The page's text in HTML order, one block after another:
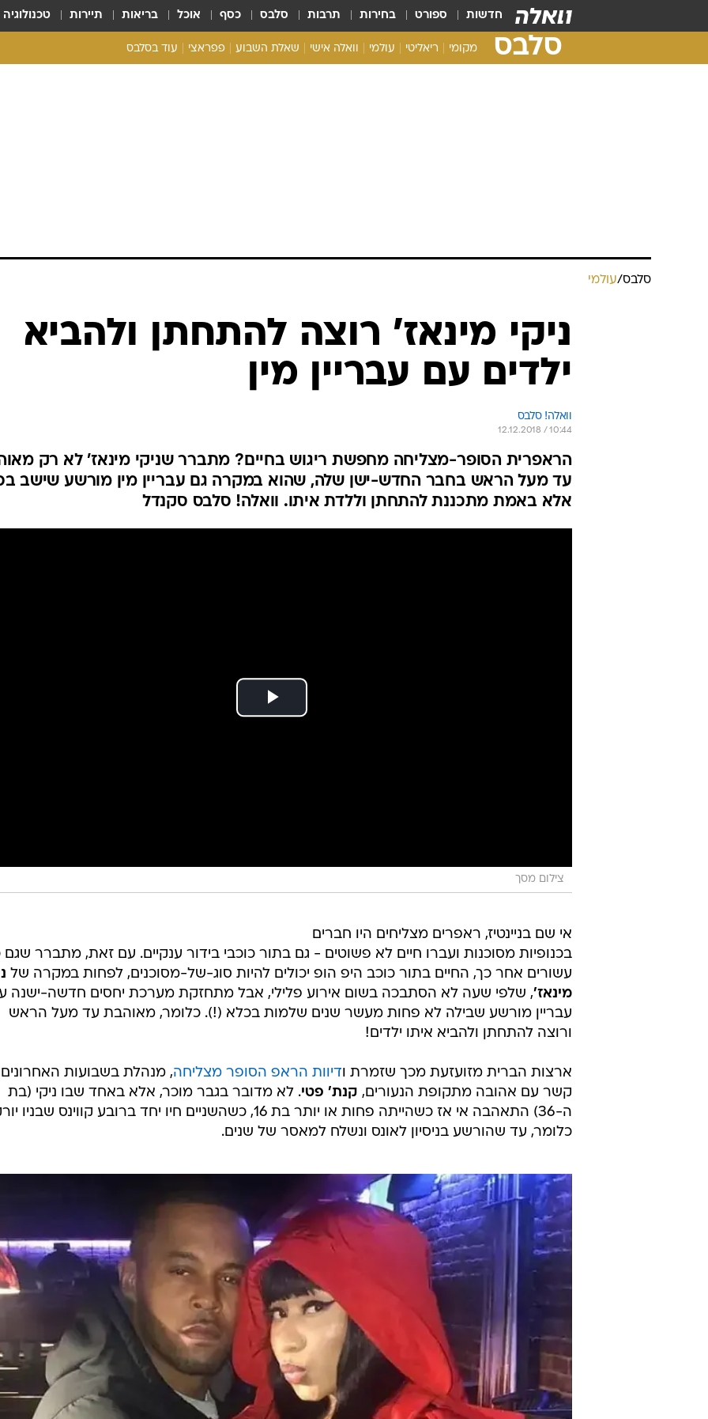
חדשות ספורט בחירות תרבות סלבס כסף אוכל בריאות תיירות טכנולוגיה
סלבס מקומי ריאליטי עולמי וואלה אישי שאלת השבוע פפראצי עוד בסלבס
סלבס/עולמי
ניקי מינאז' רוצה להתחתן ולהביא
ילדים עם עבריין מין
וואלה! סלבס
12.12.2018 / 10:44
הראפרית הסופר-מצליחה מחפשת ריגוש בחיים? מתברר שניקי מינאז' לא רק
עד מעל הראש בחבר החדש-ישן שלה, שהוא במקרה גם עבריין מין מורשע שישב
אלא באמת מתכננת להתחתן וללדת איתו. וואלה! סלבס סקנדל
צילום מסך
אי שם בניינטיז, ראפרים מצליחים היו חברים
בכנופיות מסוכנות ועברו חיים לא פשוטים - גם בתור כוכבי בידור ענקיים. עם זאת, מתברר
עשורים אחר כך, החיים בתור כוכב היפ הופ יכולים להיות סוג-של-מסוכנים, לפחות במקרה של
מינאז', שלפי שעה לא הסתבכה בשום אירוע פלילי, אבל מתחזקת מערכת יחסים חדשה-ישנה
עבריין מורשע שבילה לא פחות מעשר שנים שלמות בכלא (!). כלומר, מאוהבת עד מעל הראש
ורוצה להתחתן ולהביא איתו ילדים!
ארצות הברית מזועזעת מכך שזמרת ודיוות הראפ הסופר מצליחה, מנהלת בשבועות האחרונים
קשר עם אהובה מתקופת הנעורים, קנת' פטי. לא מדובר בגבר מוכר, אלא באחד שבו ניקי (בת
ה-36) התאהבה אי אז כשהייתה פחות או יותר בת 16, כשהשניים חיו יחד ברובע קווינס שבניו
כלומר, עד שהורשע בניסיון לאונס ונשלח למאסר של שנים.